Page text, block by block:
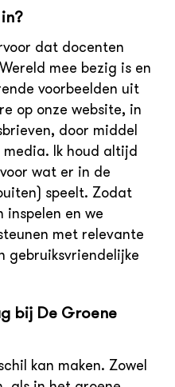
dat docenten
mee bezig is en
voorbeelden uit
op onze website, in
door middel
Ik houd altijd
wat er in de
speelt. Zodat
inspelen en we
met relevante
gebruiksvriendelijke
bij De Groene
kan maken. Zowel